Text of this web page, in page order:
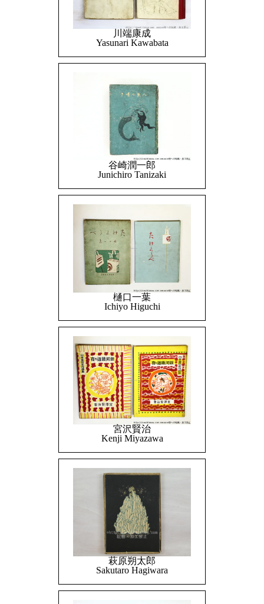
川端康成
Yasunari Kawabata
谷崎潤一郎
Junichiro Tanizaki
樋口一葉
Ichiyo Higuchi
宮沢賢治
Kenji Miyazawa
萩原朔太郎
Sakutaro Hagiwara